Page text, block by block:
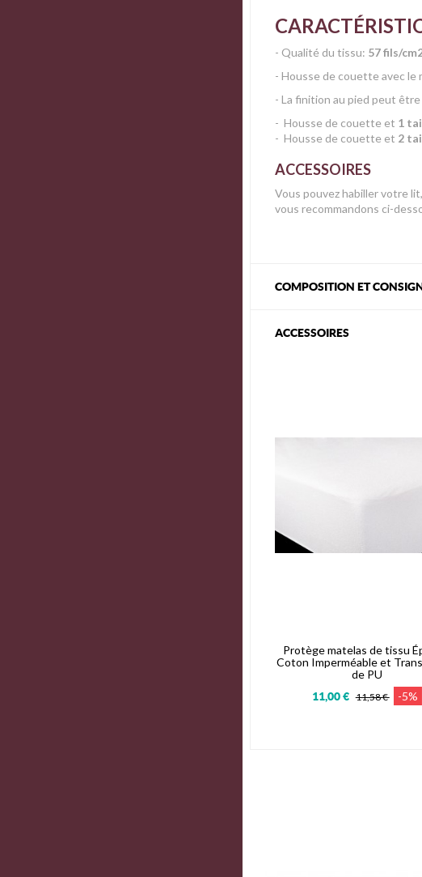
- Qualité du tissu: 57 fils/
- Housse de couette avec le
- La finition au pied peut être
- Housse de couette et 1
- Housse de couette et 2
ACCESSOIRES
Vous pouvez habiller votre
vous recommandons ci-
COMPOSITION ET
ACCESSOIRES
Protège matelas de tissu
Coton Imperméable et
de PU
11,00 € 11,58 € -5%